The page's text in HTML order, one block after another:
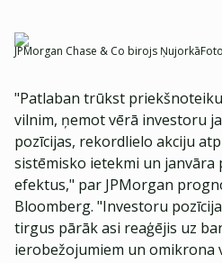
JPMorgan Chase & Co birojs Ņujorkā
"Patlaban trūkst
vilnim, ņemot vērā investoru
pozīcijas, rekordlielo akciju
sistēmisko ietekmi un janvāra
efektus," par JPMorgan
Bloomberg. "Investoru
tirgus pārāk asi reaģējis uz
ierobežojumiem un omikrona